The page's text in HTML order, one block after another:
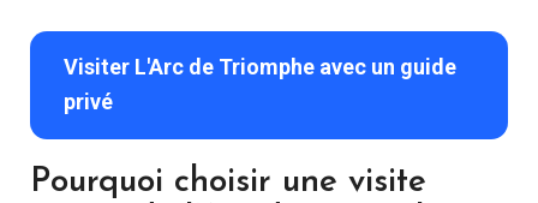
Visiter L'Arc de Triomphe avec un guide
privé
Pourquoi choisir une visite